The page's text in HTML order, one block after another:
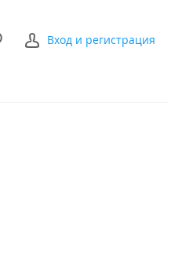
Вход и регистрация